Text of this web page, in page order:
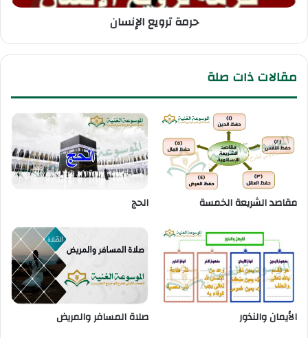
حرمة ترويع الإنسان
مقالات ذات صلة
مقاصد الشريعة الخمسة الحج
الأيمان والنذور صلاة المسافر والمريض